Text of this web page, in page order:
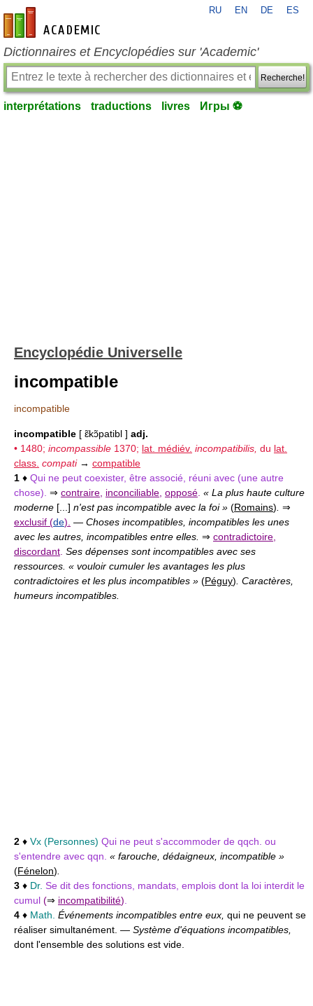
fr-academic.com
RU EN DE ES
Dictionnaires et Encyclopédies sur 'Academic'
Recherche!
interprétations traductions livres Игры ⚽
Encyclopédie Universelle
incompatible
incompatible
incompatible [ ɛ̃kɔ̃patibl ] adj.
• 1480; incompassible 1370; lat. médiév. incompatibilis, du lat.
class. compati → compatible
1 ♦ Qui ne peut coexister, être associé, réuni avec (une autre
chose). ⇒ contraire inconciliable opposé « La plus haute culture
moderne [...] n'est pas incompatible avec la foi » (Romains) ⇒
exclusif (de). — Choses incompatibles, incompatibles les unes
avec les autres, incompatibles entre elles. ⇒ contradictoire
discordant Ses dépenses sont incompatibles avec ses
ressources. « vouloir cumuler les avantages les plus
contradictoires et les plus incompatibles » (Péguy) . Caractères,
humeurs incompatibles.
2 ♦ Vx (Personnes) Qui ne peut s'accommoder de qqch. ou
s'entendre avec qqn. « farouche, dédaigneux, incompatible »
(Fénelon)
3 ♦ Dr. Se dit des fonctions, mandats, emplois dont la loi interdit le
cumul (⇒ incompatibilité)
4 ♦ Math. Événements incompatibles entre eux, qui ne peuvent se
réaliser simultanément. — Système d'équations incompatibles,
dont l'ensemble des solutions est vide.